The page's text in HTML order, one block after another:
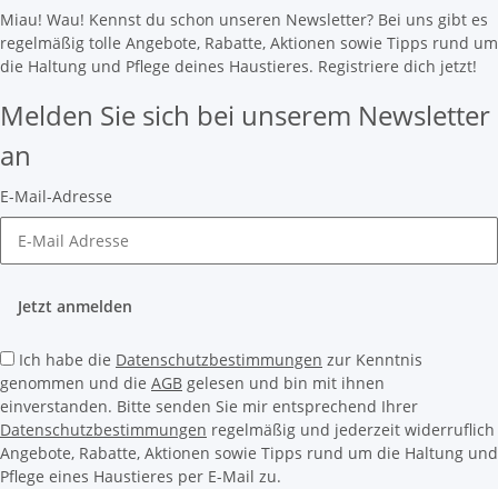
Miau! Wau! Kennst du schon unseren Newsletter? Bei uns gibt es
regelmäßig tolle Angebote, Rabatte, Aktionen sowie Tipps rund um
die Haltung und Pflege deines Haustieres. Registriere dich jetzt!
Melden Sie sich bei unserem Newsletter
an
E-Mail-Adresse
Jetzt anmelden
Ich habe die Datenschutzbestimmungen zur Kenntnis
genommen und die AGB gelesen und bin mit ihnen
einverstanden. Bitte senden Sie mir entsprechend Ihrer
Datenschutzbestimmungen regelmäßig und jederzeit widerruflich
Angebote, Rabatte, Aktionen sowie Tipps rund um die Haltung und
Pflege eines Haustieres per E-Mail zu.